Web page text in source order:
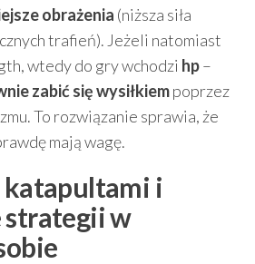
obrażenia (niższa siła
trafień). Jeżeli natomiast
wtedy do gry wchodzi hp–
zabić się wysiłkiempoprzez
To rozwiązanie sprawia, że
mają wagę.
katapultami i
strategii w